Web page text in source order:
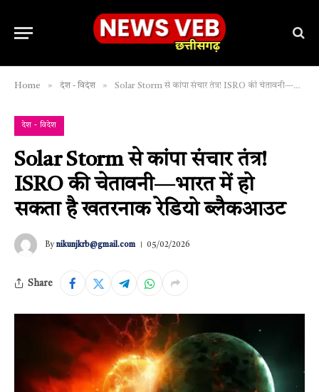
Home » देश - विदेश » Solar Storm से कांपा संचार तंत्र! ISRO की चेतावनी—भारत में हो सकता है खतरनाक रेडियो ब्लैकआउट
देश - विदेश
Solar Storm से कांपा संचार तंत्र!
ISRO की चेतावनी—भारत में हो
सकता है खतरनाक रेडियो ब्लैकआउट
By nikunjkrb@gmail.com 05/02/2026
Share